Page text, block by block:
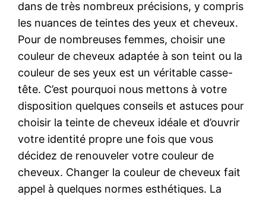
dans de très nombreux précisions, y compris
les nuances de teintes des yeux et cheveux.
Pour de nombreuses femmes, choisir une
couleur de cheveux adaptée à son teint ou la
couleur de ses yeux est un véritable casse-
tête. C’est pourquoi nous mettons à votre
disposition quelques conseils et astuces pour
choisir la teinte de cheveux idéale et d’ouvrir
votre identité propre une fois que vous
décidez de renouveler votre couleur de
cheveux. Changer la couleur de cheveux fait
appel à quelques normes esthétiques. La